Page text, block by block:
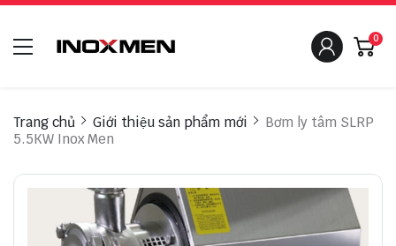
0
Trang chủ Giới thiệu sản phẩm mới
Bơm ly tâm SLRP
5.5KW Inox Men